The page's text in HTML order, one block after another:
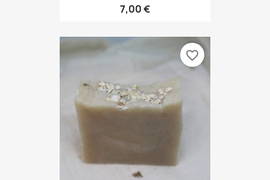
7,00 €
favorite_border